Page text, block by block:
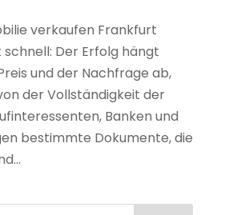
verkaufen Frankfurt
Der Erfolg hängt
und der Nachfrage ab,
der Vollständigkeit der
Banken und
bestimmte Dokumente, die